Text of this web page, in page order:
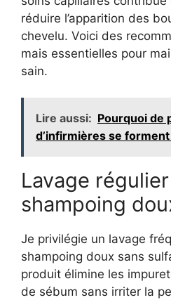
réduire l’apparition des
chevelu. Voici des
mais essentielles pour
sain.
Lire aussi: Pourquoi de
d’infirmières se
Lavage
shampoing
Je privilégie un lavage
shampoing doux sans
produit élimine les
de sébum sans irriter la